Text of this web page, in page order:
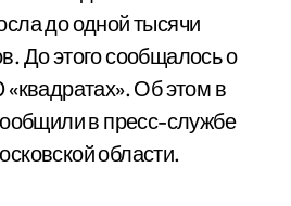
до одной тысячи
До этого сообщалось о
«квадратах». Об этом в
в пресс-службе
области.